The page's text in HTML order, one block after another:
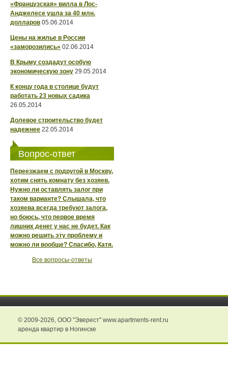
«Французская» вилла в Лос-
Анджелесе ушла за 40 млн.
долларов 05.06.2014
Цены на жилье в России
«заморозились» 02.06.2014
В Крыму создадут особую
экономическую зону 29.05.2014
К концу года в столице будут
работать 23 новых садика
26.05.2014
Долевое строительство будет
надежнее 22.05.2014
Вопрос-ответ
Переезжаем с подругой в Москву,
хотим снять комнату без хозяев.
Нужно ли оставлять залог при
таком варианте? Слышала, что
хозяева всегда требуют залога,
но боюсь, что первое время
лишних денег у нас не будет. Как
можно решить эту проблему и
можно ли вообще? Спасибо, Катя.
Все вопросы-ответы
© 2009-2026, ООО "Эверест" www.apartments-rent.ru
аренда квартир в Ногинске